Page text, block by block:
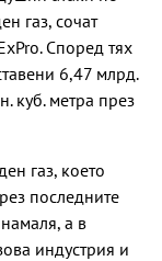
газ, сочат
Според тях
6,47 млрд.
куб. метра през
газ, което
последните
а в
индустрия и